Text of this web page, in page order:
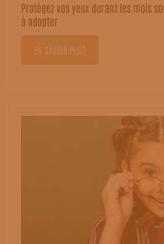
Protégez vos yeux durant les mois
à adopter
EN SAVOIR PLUS